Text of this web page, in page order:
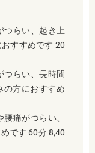
つらい、起き上
すすめです 20
つらい、長時間
の方におすすめ
痛がつらい、
です 60分 8,40